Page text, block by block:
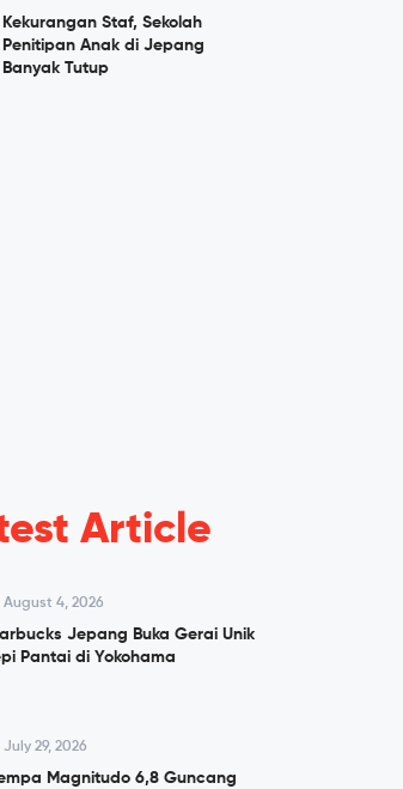
Kekurangan Staf, Sekolah
Penitipan Anak di Jepang
Banyak Tutup
Article
August 4, 2026
Jepang Buka Gerai Unik
Pantai di Yokohama
July 29, 2026
Magnitudo 6,8 Guncang